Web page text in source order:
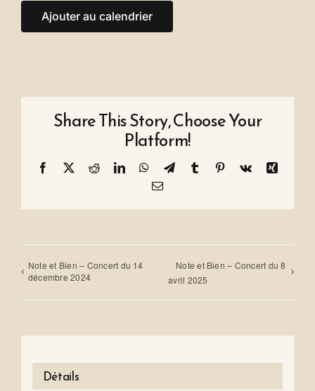
Ajouter au calendrier
Share This Story, Choose Your
Platform!
Facebook
X RedditLinkedInWhatsApp
TelegramTumblr Pinterest
Vk
Xing
Email
Note et Bien – Concert du 14
décembre 2024
Note et Bien – Concert du 8
avril 2025
Détails